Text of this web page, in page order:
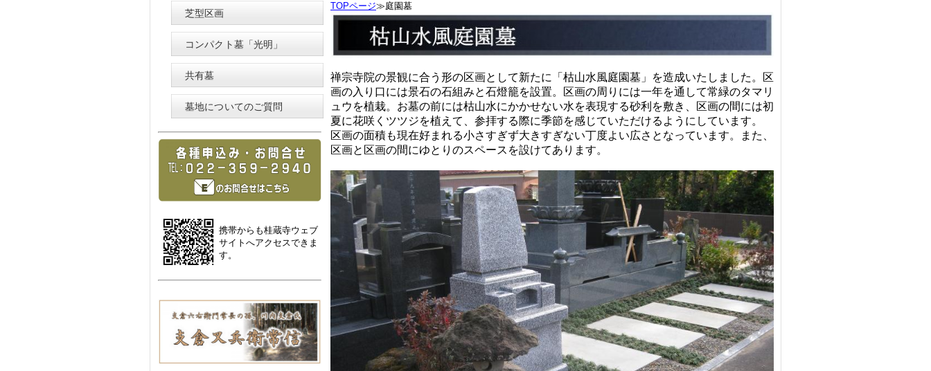
TOPページ≫庭園墓
禅宗寺院の景観に合う形の区画として新たに「枯山水風庭園墓」を造成いたしました。区
画の入り口には景石の石組みと石燈籠を設置。区画の周りには一年を通して常緑のタマリ
ュウを植栽。お墓の前には枯山水にかかせない水を表現する砂利を敷き、区画の間には初
夏に花咲くツツジを植えて、参拝する際に季節を感じていただけるようにしています。
区画の面積も現在好まれる小さすぎず大きすぎない丁度よい広さとなっています。また、
区画と区画の間にゆとりのスペースを設けてあります。
芝型区画
コンパクト墓「光明」
共有墓
墓地についてのご質問
携帯からも桂蔵寺ウェブ
サイトへアクセスできま
す。